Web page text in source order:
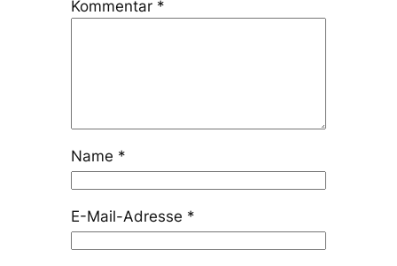
Kommentar *
Name *
E-Mail-Adresse *